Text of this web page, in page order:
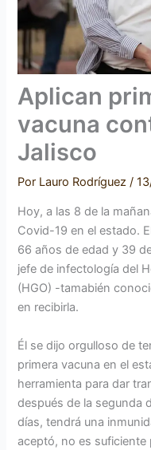
Aplican
vacuna
Jalisco
Por Lauro Rodríguez/
Hoy, a las 8 de la
Covid-19 en el estado.
66 años de edad y 39
jefe de infectología del
(HGO) -tamabién
en recibirla.
Él se dijo orgulloso de
primera vacuna en el
herramienta para dar
después de la segunda
días, tendrá una
aceptó, no es